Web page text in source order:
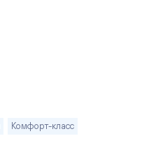
Комфорт-класс